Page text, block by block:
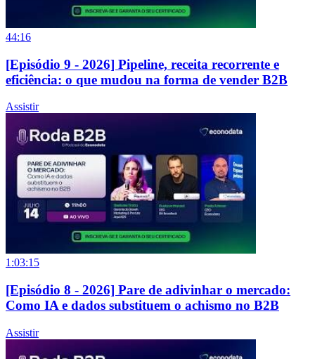
44:16
[Episódio 9 - 2026] Pipeline, receita recorrente e
eficiência: o que mudou na forma de vender B2B
Assistir
1:03:15
[Episódio 8 - 2026] Pare de adivinhar o mercado:
Como IA e dados substituem o achismo no B2B
Assistir